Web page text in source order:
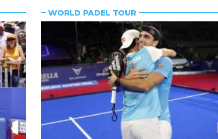
WORLD PADEL TOUR